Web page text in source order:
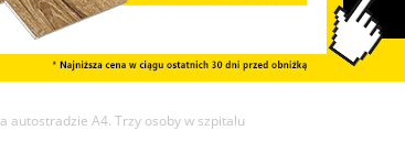
autostradzie A4. Trzy osoby w szpitalu